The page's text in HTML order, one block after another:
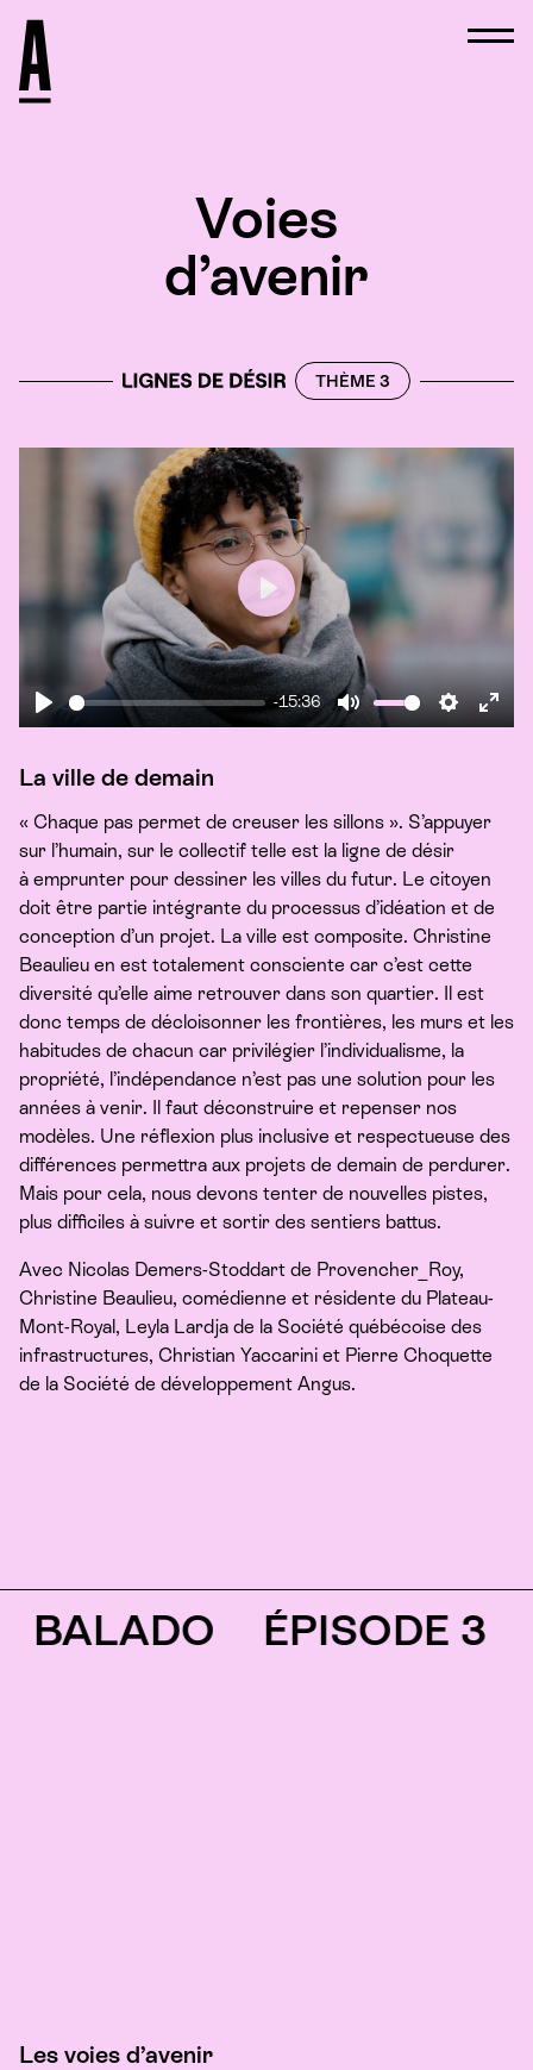
Voies
d’avenir
THÈME 3
Play
-15:36
Mute Settings
Play
La ville de demain
« Chaque pas permet de creuser les sillons ». S’appuyer
sur l’humain, sur le collectif telle est la ligne de désir
à emprunter pour dessiner les villes du futur. Le citoyen
doit être partie intégrante du processus d’idéation et de
conception d’un projet. La ville est composite. Christine
Beaulieu en est totalement consciente car c’est cette
diversité qu’elle aime retrouver dans son quartier. Il est
donc temps de décloisonner les frontières, les murs et les
habitudes de chacun car privilégier l’individualisme, la
propriété, l’indépendance n’est pas une solution pour les
années à venir. Il faut déconstruire et repenser nos
modèles. Une réflexion plus inclusive et respectueuse des
différences permettra aux projets de demain de perdurer.
Mais pour cela, nous devons tenter de nouvelles pistes,
plus difficiles à suivre et sortir des sentiers battus.
Avec Nicolas Demers-Stoddart de Provencher_​Roy,
Christine Beaulieu, comédienne et résidente du Plateau-
Mont-Royal, Leyla Lardja de la Société québécoise des
infrastructures, Christian Yaccarini et Pierre Choquette
de la Société de développement Angus.
ÉPISODE 3
Les voies d’avenir